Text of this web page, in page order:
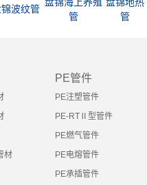
波纹管
管
管
材
PE管件
PE注塑管件
PE-RTⅡ型管件
PE燃气管件
PE电熔管件
PE承插管件